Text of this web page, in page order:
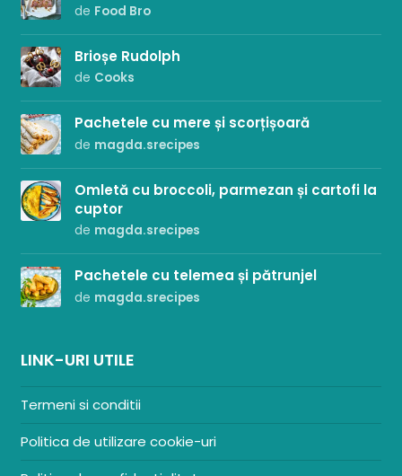
de Food Bro
Brioșe Rudolph
de Cooks
Pachetele cu mere și scorțișoară
de magda.srecipes
Omletă cu broccoli, parmezan și cartofi la
cuptor
de magda.srecipes
Pachetele cu telemea și pătrunjel
de magda.srecipes
LINK-URI UTILE
Termeni si conditii
Politica de utilizare cookie-uri